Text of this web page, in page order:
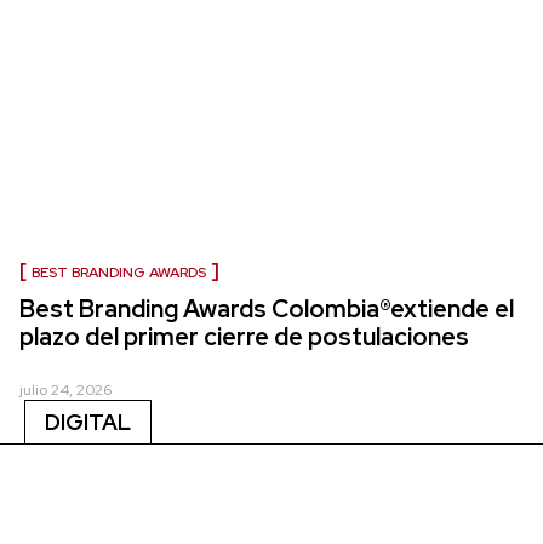
BEST BRANDING AWARDS
Best Branding Awards Colombia®extiende el
plazo del primer cierre de postulaciones
julio 24, 2026
DIGITAL